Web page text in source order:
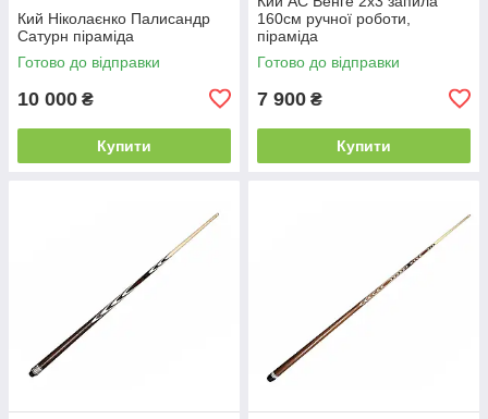
Кий Ніколаєнко Палисандр
Сатурн піраміда
Готово до відправки
10 000 ₴
Купити
160см ручної роботи,
піраміда
Готово до відправки
7 900 ₴
Купити